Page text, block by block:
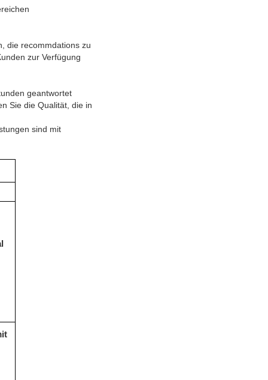
die recommdations zu
zur Verfügung
geantwortet
Sie die Qualität, die in
sind mit